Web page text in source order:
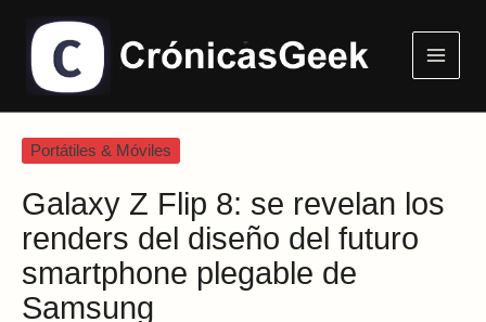
contenido
Menu
Portátiles & Móviles
Galaxy Z Flip 8: se revelan los
renders del diseño del futuro
smartphone plegable de
Samsung